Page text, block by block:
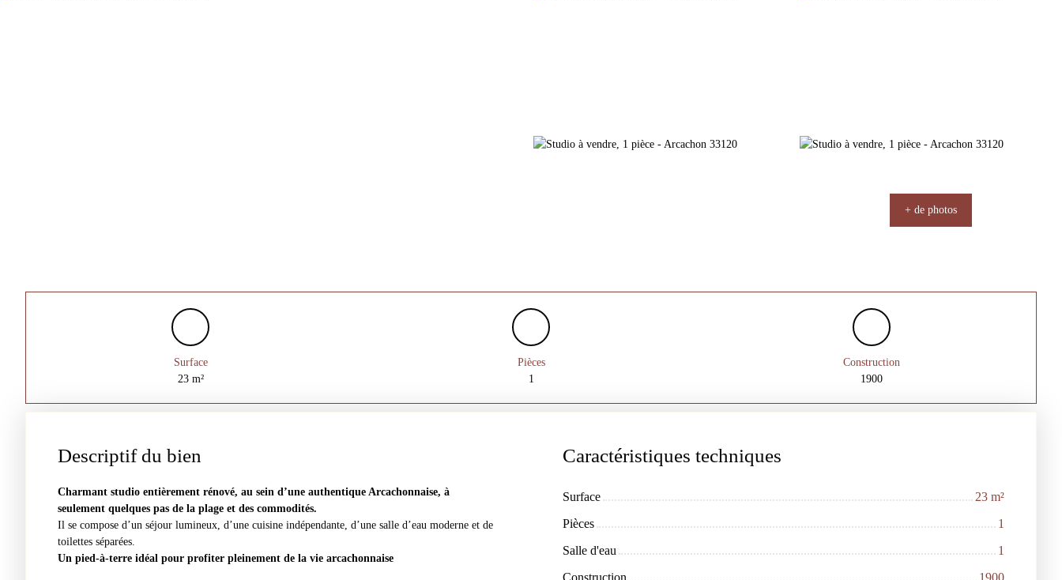
+ de photos
Surface
23 m²
Pièces
1
Construction
1900
Descriptif du bien
Charmant studio entièrement rénové, au sein d’une authentique Arcachonnaise, à
seulement quelques pas de la plage et des commodités.
Il se compose d’un séjour lumineux, d’une cuisine indépendante, d’une salle d’eau moderne et de
toilettes séparées.
Un pied-à-terre idéal pour profiter pleinement de la vie arcachonnaise
Caractéristiques techniques
Surface 23 m²
Pièces
1
Salle d'eau
1
Construction
1900